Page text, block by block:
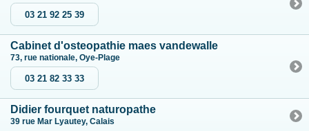
03 21 92 25 39
Cabinet d'osteopathie maes vandewalle
73, rue nationale, Oye-Plage
03 21 82 33 33
Didier fourquet naturopathe
39 rue Mar Lyautey, Calais